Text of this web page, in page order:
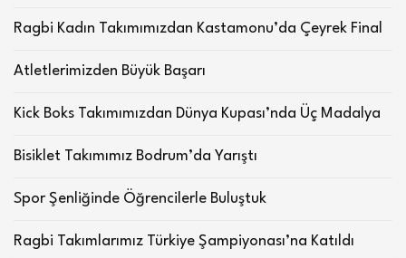
Ragbi Kadın Takımımızdan Kastamonu’da Çeyrek Final
Atletlerimizden Büyük Başarı
Kick Boks Takımımızdan Dünya Kupası’nda Üç Madalya
Bisiklet Takımımız Bodrum’da Yarıştı
Spor Şenliğinde Öğrencilerle Buluştuk
Ragbi Takımlarımız Türkiye Şampiyonası’na Katıldı